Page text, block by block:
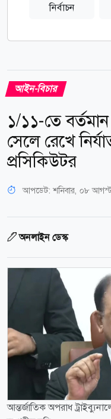
নির্বাচন
আইন-বিচার
১/১১-তে বর্তমান
সেলে রেখে
প্রসিকিউটর
আপডেট: শনিবার, ০৮
অনলাইন ডেস্ক
আন্তর্জাতিক অপরাধ